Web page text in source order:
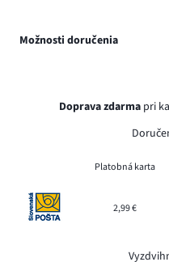
Možnosti doručenia
Doprava zdarma pri
Platobná karta
2,99 €